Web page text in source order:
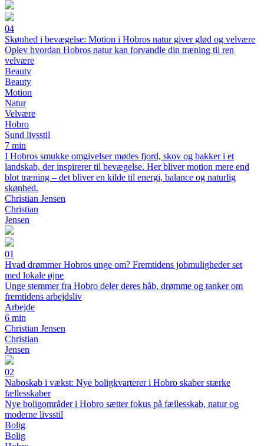
04
Skønhed i bevægelse: Motion i Hobros natur giver glød og velvære
Oplev hvordan Hobros natur kan forvandle din træning til ren
velvære
Beauty
Beauty
Motion
Natur
Velvære
Hobro
Sund livsstil
7 min
I Hobros smukke omgivelser mødes fjord, skov og bakker i et
landskab, der inspirerer til bevægelse. Her bliver motion mere end
blot træning – det bliver en kilde til energi, balance og naturlig
skønhed.
Christian Jensen
Christian
Jensen
01
Hvad drømmer Hobros unge om? Fremtidens jobmuligheder set
med lokale øjne
Unge stemmer fra Hobro deler deres håb, drømme og tanker om
fremtidens arbejdsliv
Arbejde
6 min
Christian Jensen
Christian
Jensen
02
Naboskab i vækst: Nye boligkvarterer i Hobro skaber stærke
fællesskaber
Nye boligområder i Hobro sætter fokus på fællesskab, natur og
moderne livsstil
Bolig
Bolig